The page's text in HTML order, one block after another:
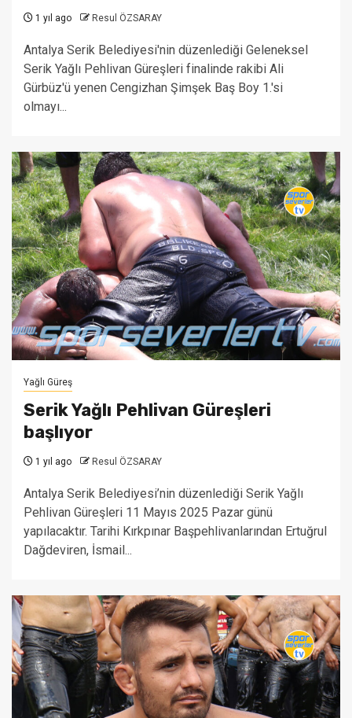
1 yıl ago Resul ÖZSARAY
Antalya Serik Belediyesi'nin düzenlediği Geleneksel
Serik Yağlı Pehlivan Güreşleri finalinde rakibi Ali
Gürbüz'ü yenen Cengizhan Şimşek Baş Boy 1.'si
olmayı...
Yağlı Güreş
Serik Yağlı Pehlivan Güreşleri
başlıyor
1 yıl ago Resul ÖZSARAY
Antalya Serik Belediyesi’nin düzenlediği Serik Yağlı
Pehlivan Güreşleri 11 Mayıs 2025 Pazar günü
yapılacaktır. Tarihi Kırkpınar Başpehlivanlarından Ertuğrul
Dağdeviren, İsmail...